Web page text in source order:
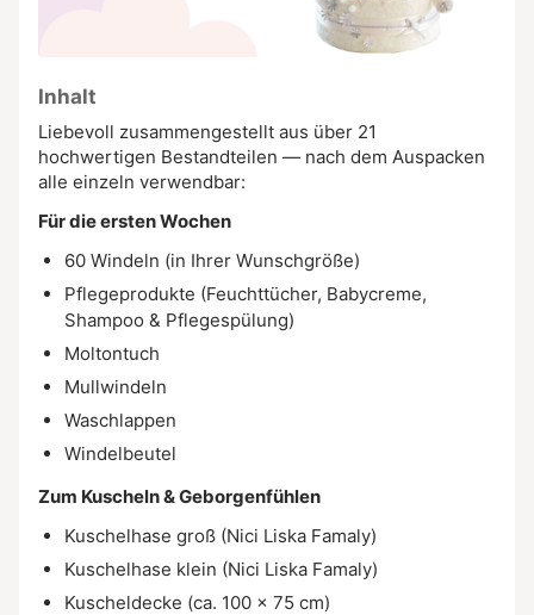
Inhalt
Liebevoll zusammengestellt aus über 21
hochwertigen Bestandteilen — nach dem Auspacken
alle einzeln verwendbar:
Für die ersten Wochen
60 Windeln (in Ihrer Wunschgröße)
Pflegeprodukte (Feuchttücher, Babycreme,
Shampoo & Pflegespülung)
Moltontuch
Mullwindeln
Waschlappen
Windelbeutel
Zum Kuscheln & Geborgenfühlen
Kuschelhase groß (Nici Liska Famaly)
Kuschelhase klein (Nici Liska Famaly)
Kuscheldecke (ca. 100 × 75 cm)